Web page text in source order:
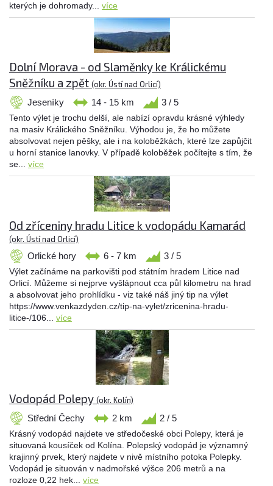
kterých je dohromady... více
Dolní Morava - od Slaměnky ke Králickému
Sněžníku a zpět (okr. Ústí nad Orlicí)
Jeseníky 14 - 15 km 3 / 5
Tento výlet je trochu delší, ale nabízí opravdu krásné výhledy
na masiv Králického Sněžníku. Výhodou je, že ho můžete
absolvovat nejen pěšky, ale i na koloběžkách, které lze zapůjčit
u horní stanice lanovky. V případě koloběžek počítejte s tím, že
se... více
Od zříceniny hradu Litice k vodopádu Kamarád
(okr. Ústí nad Orlicí)
Orlické hory 6 - 7 km 3 / 5
Výlet začínáme na parkovišti pod státním hradem Litice nad
Orlicí. Můžeme si nejprve vyšlápnout cca půl kilometru na hrad
a absolvovat jeho prohlídku - viz také náš jiný tip na výlet
https://www.venkazdyden.cz/tip-na-vylet/zricenina-hradu-
litice-/106... více
Vodopád Polepy (okr. Kolín)
Střední Čechy 2 km 2 / 5
Krásný vodopád najdete ve středočeské obci Polepy, která je
situovaná kousíček od Kolína. Polepský vodopád je významný
krajinný prvek, který najdete v nivě místního potoka Polepky.
Vodopád je situován v nadmořské výšce 206 metrů a na
rozloze 0,22 hek... více